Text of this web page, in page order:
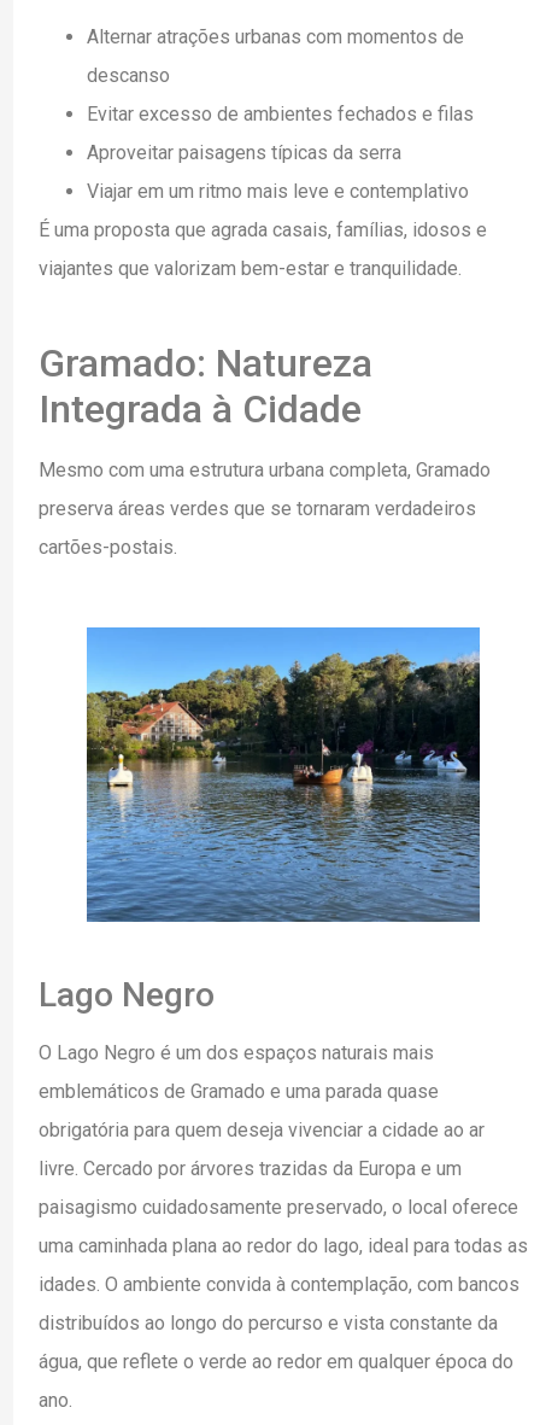
Alternar atrações urbanas com momentos de
descanso
Evitar excesso de ambientes fechados e filas
Aproveitar paisagens típicas da serra
Viajar em um ritmo mais leve e contemplativo
É uma proposta que agrada casais, famílias, idosos e
viajantes que valorizam bem-estar e tranquilidade.
Gramado: Natureza
Integrada à Cidade
Mesmo com uma estrutura urbana completa, Gramado
preserva áreas verdes que se tornaram verdadeiros
cartões-postais.
Lago Negro
O Lago Negro é um dos espaços naturais mais
emblemáticos de Gramado e uma parada quase
obrigatória para quem deseja vivenciar a cidade ao ar
livre. Cercado por árvores trazidas da Europa e um
paisagismo cuidadosamente preservado, o local oferece
uma caminhada plana ao redor do lago, ideal para todas as
idades. O ambiente convida à contemplação, com bancos
distribuídos ao longo do percurso e vista constante da
água, que reflete o verde ao redor em qualquer época do
ano.